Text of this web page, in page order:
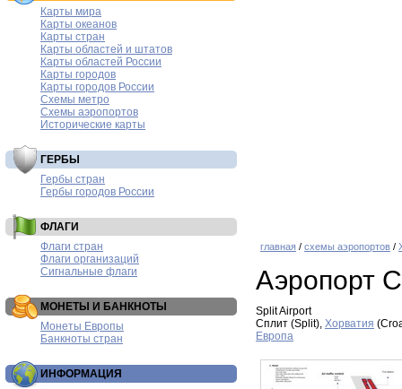
Карты мира
Карты океанов
Карты стран
Карты областей и штатов
Карты областей России
Карты городов
Карты городов России
Схемы метро
Схемы аэропортов
Исторические карты
ГЕРБЫ
Гербы стран
Гербы городов России
ФЛАГИ
Флаги стран
Флаги организаций
Сигнальные флаги
МОНЕТЫ И БАНКНОТЫ
Монеты Европы
Банкноты стран
ИНФОРМАЦИЯ
главная / схемы аэропортов /
Аэропорт
Split Airport
Сплит (Split), Хорватия
Европа